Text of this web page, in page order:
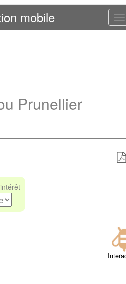
mobile
Prunellier